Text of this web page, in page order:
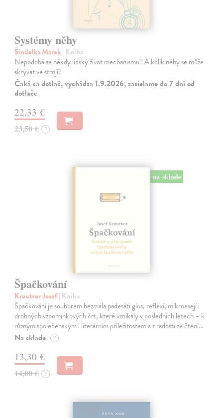
Systémy něhy
Šindelka Marek| Kniha
Nepodobá se někdy lidský život mechanismu? A kolik něhy se může
skrývat ve stroji?
Čaká sa dotlač, vychádza 1.9.2026, zasielame do 7 dní od
dotlače
22,33 €
23,50 € ?
na sklade
Špačkování
Kroutvor Josef| Kniha
Špačkování je souborem bezmála padesáti glos, reflexí, mikroesejí i
drobných vzpomínkových črt, které vznikaly v posledních letech – k
různým společenským i literárním příležitostem a z radosti ze čtení…
Na sklade ?
13,30 €
14,00 € ?